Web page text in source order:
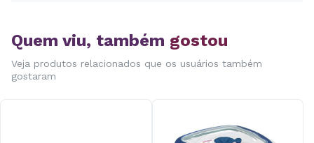
Quem viu, também gostou
Veja produtos relacionados que os usuários também
gostaram